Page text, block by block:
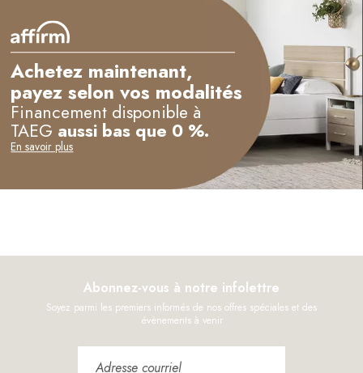
Achetez maintenant,
payez selon vos modalités
Financement disponible à
TAEG aussi bas que 0 %.
En savoir plus
Abonnez-vous à notre infolettre
Soyez parmi les premiers informés de nos offres spéciales et des
évènements à venir